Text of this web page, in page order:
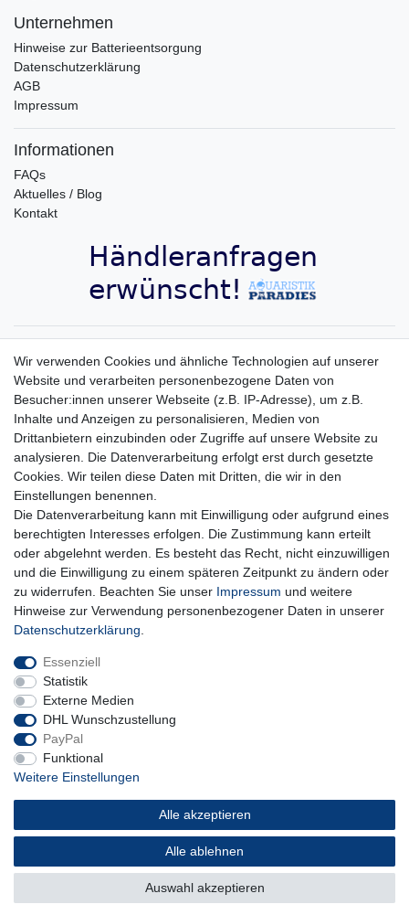
Unternehmen
Hinweise zur Batterieentsorgung
Datenschutzerklärung
AGB
Impressum
Informationen
FAQs
Aktuelles / Blog
Kontakt
Aquaristik-Paradies Newsletter
E-MAIL **
Newsletter
Honig
Hiermit bestätige ich, dass ich dieDaten­schutz­erklärunggelesen habe. Meine
** Hierbei handelt es sich um ein Pflichtfeld.
Impressum Daten­schutz­erklärung AGB
Wir verwenden Cookies und ähnliche Technologien auf unserer
Website und verarbeiten personenbezogene Daten von
Besucher:innen unserer Webseite (z.B. IP-Adresse), um z.B.
Inhalte und Anzeigen zu personalisieren, Medien von
Drittanbietern einzubinden oder Zugriffe auf unsere Website zu
analysieren. Die Datenverarbeitung erfolgt erst durch gesetzte
Cookies. Wir teilen diese Daten mit Dritten, die wir in den
Einstellungen benennen.
Die Datenverarbeitung kann mit Einwilligung oder aufgrund eines
berechtigten Interesses erfolgen. Die Zustimmung kann erteilt
oder abgelehnt werden. Es besteht das Recht, nicht einzuwilligen
und die Einwilligung zu einem späteren Zeitpunkt zu ändern oder
zu widerrufen. Beachten Sie unser Impressum und weitere
Hinweise zur Verwendung personenbezogener Daten in unserer
Daten­schutz­erklärung
Essenziell
Statistik
Externe Medien
DHL Wunschzustellung
PayPal
Funktional
Weitere Einstellungen
Alle akzeptieren
Alle ablehnen
Auswahl akzeptieren